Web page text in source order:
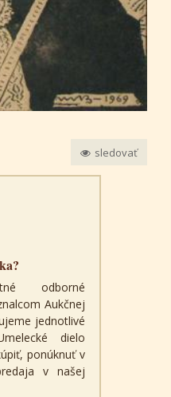
sledovať
odborné
Aukčnej
jednotlivé
dielo
ponúknuť v
v našej